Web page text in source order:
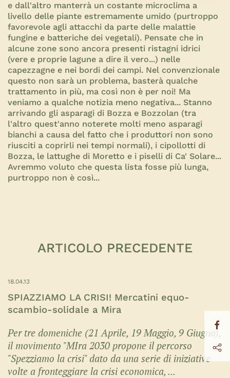
e dall'altro manterrà un costante microclima a
livello delle piante estremamente umido (purtroppo
favorevole agli attacchi da parte delle malattie
fungine e batteriche dei vegetali). Pensate che in
alcune zone sono ancora presenti ristagni idrici
(vere e proprie lagune a dire il vero...) nelle
capezzagne e nei bordi dei campi. Nel convenzionale
questo non sarà un problema, basterà qualche
trattamento in più, ma così non è per noi! Ma
veniamo a qualche notizia meno negativa... Stanno
arrivando gli asparagi di Bozza e Bozzolan (tra
l'altro quest'anno noterete molti meno asparagi
bianchi a causa del fatto che i produttori non sono
riusciti a coprirli nei tempi normali), i cipollotti di
Bozza, le lattughe di Moretto e i piselli di Ca' Solare...
Avremmo voluto che questa lista fosse più lunga,
purtroppo non è così...
ARTICOLO PRECEDENTE
18.04.13
SPIAZZIAMO LA CRISI! Mercatini equo-
scambio-solidale a Mira
Per tre domeniche (21 Aprile, 19 Maggio, 9 Giugno),
il movimento "MIra 2030 propone il percorso
"Spezziamo la crisi" dato da una serie di iniziative
volte a fronteggiare la crisi economica, ...